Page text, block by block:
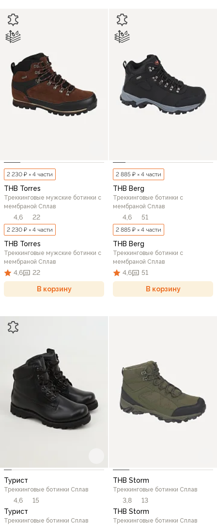
2 230 ₽ × 4 части
THB Torres
Треккинговые мужские ботинки c
мембраной Сплав
4,6 22
2 230 ₽ × 4 части
THB Torres
Треккинговые мужские ботинки c
мембраной Сплав
4,6 22
В корзину
2 885 ₽ × 4 части
THB Berg
Треккинговые ботинки c
мембраной Сплав
4,6 51
2 885 ₽ × 4 части
THB Berg
Треккинговые ботинки c
мембраной Сплав
4,6 51
В корзину
Турист
Треккинговые ботинки Сплав
4,6
15
Турист
Треккинговые ботинки Сплав
THB Storm
Треккинговые ботинки Сплав
3,8
13
THB Storm
Треккинговые ботинки Сплав